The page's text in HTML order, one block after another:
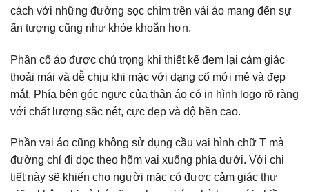
cách với những đường sọc chìm trên vải áo mang đến sự
ấn tượng cũng như khỏe khoắn hơn.
Phần cổ áo được chú trọng khi thiết kế đem lại cảm giác
thoải mái và dễ chịu khi mặc với dạng cổ mới mẻ và đẹp
mắt. Phía bên góc ngực của thân áo có in hình logo rõ ràng
với chất lượng sắc nét, cực đẹp và độ bền cao.
Phần vai áo cũng không sử dụng cầu vai hình chữ T mà
đường chỉ đi dọc theo hõm vai xuống phía dưới. Với chi
tiết này sẽ khiến cho người mặc có được cảm giác thư